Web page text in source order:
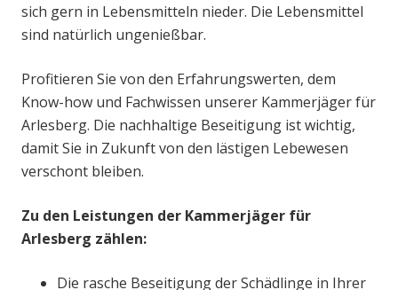
sich gern in Lebensmitteln nieder. Die Lebensmittel
sind natürlich ungenießbar.
Profitieren Sie von den Erfahrungswerten, dem
Know-how und Fachwissen unserer Kammerjäger für
Arlesberg. Die nachhaltige Beseitigung ist wichtig,
damit Sie in Zukunft von den lästigen Lebewesen
verschont bleiben.
Zu den Leistungen der Kammerjäger für
Arlesberg zählen:
Die rasche Beseitigung der Schädlinge in Ihrer